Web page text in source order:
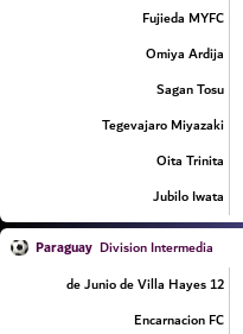
Fujieda MYFC
Omiya Ardija
Sagan Tosu
Tegevajaro Miyazaki
Oita Trinita
Jubilo Iwata
Paraguay Division Intermedia
12 de Junio de Villa Hayes
Encarnacion FC